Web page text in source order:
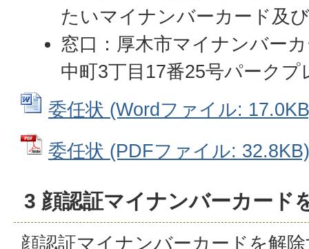
たいマイナンバーカード及
窓口：厚木市マイナンバー
中町3丁目17番25号パークプ
委任状 (Wordファイル:
委任状 (PDFファイル: 32.8KB)
3 顔認証マイナンバーカード
顔認証マイナンバーカードを解